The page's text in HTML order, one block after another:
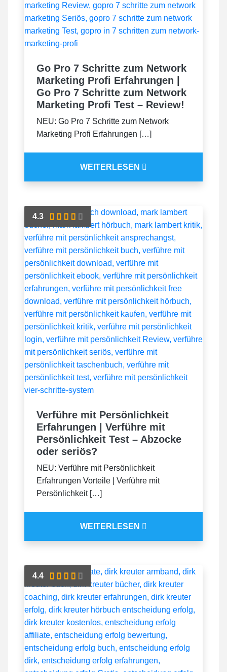
Go Pro 7 Schritte zum Network
Marketing Profi Erfahrungen |
Go Pro 7 Schritte zum Network
Marketing Profi Test – Review!
NEU: Go Pro 7 Schritte zum Network
Marketing Profi Erfahrungen […]
WEITERLESEN
4.3
Verführe mit Persönlichkeit
Erfahrungen | Verführe mit
Persönlichkeit Test – Abzocke
oder seriös?
NEU: Verführe mit Persönlichkeit
Erfahrungen Vorteile | Verführe mit
Persönlichkeit […]
WEITERLESEN
4.4